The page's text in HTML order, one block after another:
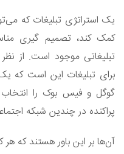
یک استراتژی تبلیغات که
کمک کند، تصمیم گیری
تبلیغاتی موجود است. از نظر
برای تبلیغات این است که
گوگل و فیس بوک را انتخاب
پراکنده در چندین شبکه
آن‌ها بر این باور هستند که